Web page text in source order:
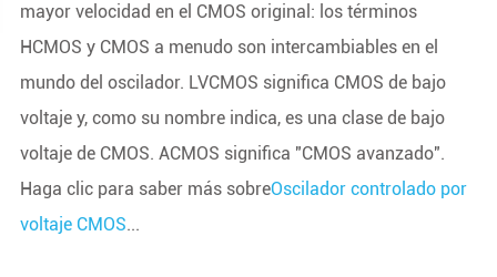
mayor velocidad en el CMOS original: los términos
HCMOS y CMOS a menudo son intercambiables en el
mundo del oscilador. LVCMOS significa CMOS de bajo
voltaje y, como su nombre indica, es una clase de bajo
voltaje de CMOS. ACMOS significa "CMOS avanzado".
Haga clic para saber más sobreOscilador controlado por
voltaje CMOS...